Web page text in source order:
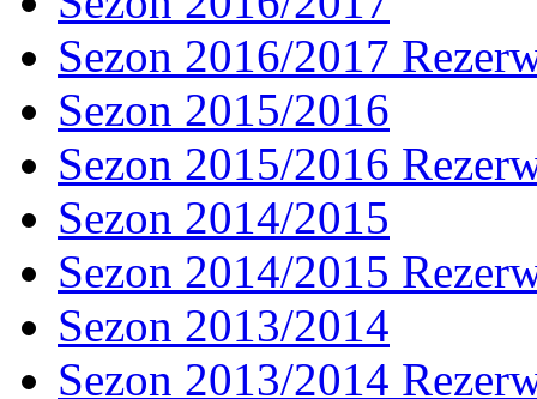
Sezon 2016/2017
Sezon 2015/2016
Sezon 2015/2016
Sezon 2014/2015
Sezon 2014/2015
Sezon 2013/2014
Sezon 2013/2014